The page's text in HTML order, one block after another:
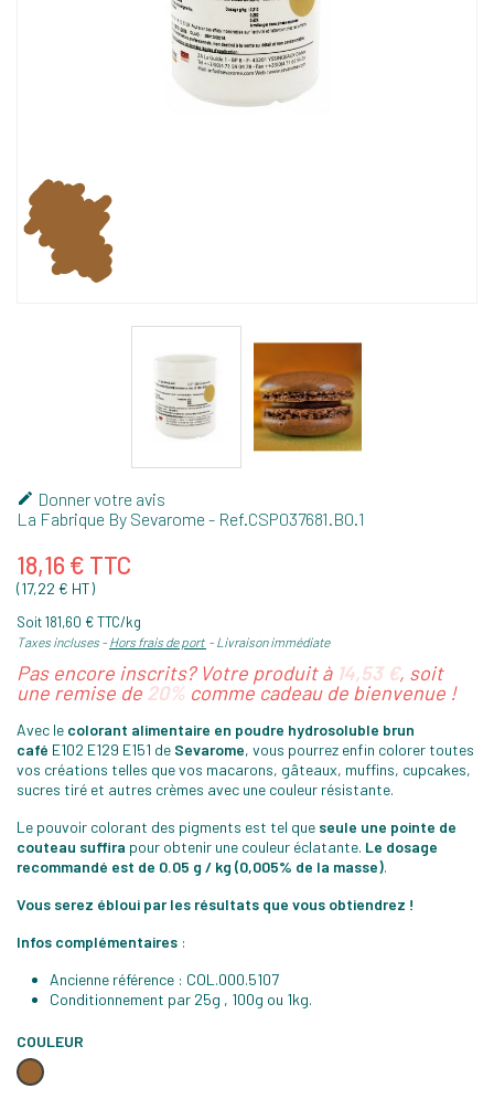
 Donner votre avis
La Fabrique By Sevarome - Ref.CSP037681.B0.1
18,16 € TTC
(17,22 € HT)
Soit 181,60 € TTC/kg
Taxes incluses Hors frais de port Livraison immédiate
Pas encore inscrits? Votre produit à 14,53 €, soit
une remise de 20% comme cadeau de bienvenue !
Avec le colorant alimentaire en poudre hydrosoluble brun
café E102 E129 E151 de Sevarome, vous pourrez enfin colorer toutes
vos créations telles que vos macarons, gâteaux, muffins, cupcakes,
sucres tiré et autres crèmes avec une couleur résistante.
Le pouvoir colorant des pigments est tel que seule une pointe de
couteau suffira pour obtenir une couleur éclatante. Le dosage
recommandé est de 0.05 g / kg (0,005% de la masse).
Vous serez ébloui par les résultats que vous obtiendrez !
Infos complémentaires :
Ancienne référence : COL.000.5107
Conditionnement par 25g , 100g ou 1kg.
COULEUR
Brun